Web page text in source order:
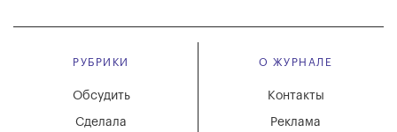
РУБРИКИ
Обсудить
Сделала
О ЖУРНАЛЕ
Реклама
Контакты